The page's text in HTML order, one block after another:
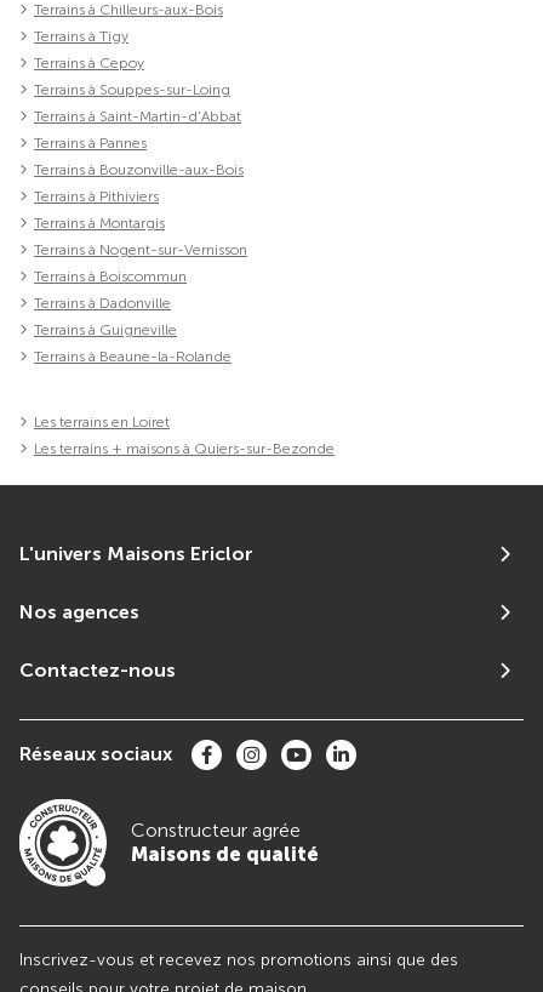
Terrains à Chilleurs-aux-Bois
Terrains à Tigy
Terrains à Cepoy
Terrains à Souppes-sur-Loing
Terrains à Saint-Martin-d'Abbat
Terrains à Pannes
Terrains à Bouzonville-aux-Bois
Terrains à Pithiviers
Terrains à Montargis
Terrains à Nogent-sur-Vernisson
Terrains à Boiscommun
Terrains à Dadonville
Terrains à Guigneville
Terrains à Beaune-la-Rolande
Les terrains en Loiret
Les terrains + maisons à Quiers-sur-Bezonde
L'univers Maisons Ericlor
Nos agences
Contactez-nous
Réseaux sociaux
Constructeur agrée
Maisons de qualité
Inscrivez-vous et recevez nos promotions ainsi que des